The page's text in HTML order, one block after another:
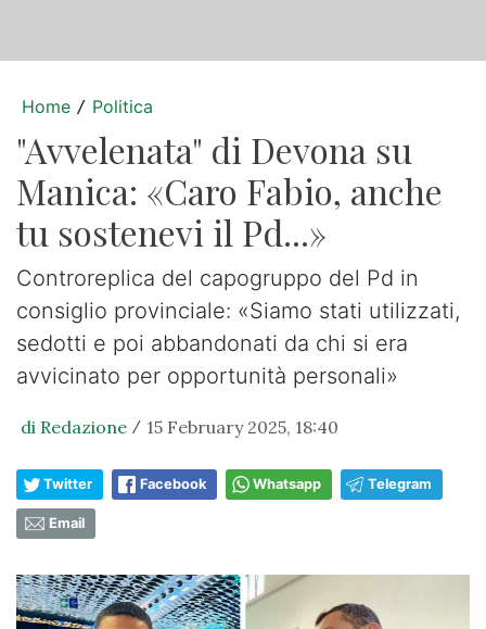
Home / Politica
"Avvelenata" di Devona su
Manica: «Caro Fabio, anche
tu sostenevi il Pd...»
Controreplica del capogruppo del Pd in
consiglio provinciale: «Siamo stati utilizzati,
sedotti e poi abbandonati da chi si era
avvicinato per opportunità personali»
di Redazione / 15 February 2025, 18:40
Twitter Facebook Whatsapp Telegram
Email